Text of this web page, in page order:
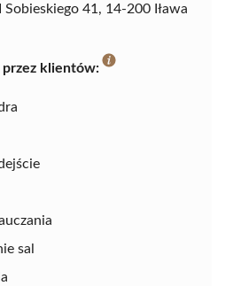
Sobieskiego 41, 14-200 Iława
przez klientów:
sal